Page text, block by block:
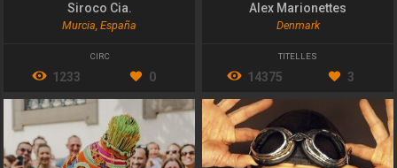
Siroco Cia.
Murcia, España
CIRC
1233 0
Alex Marionettes
Denmark
TITELLES
14375 3